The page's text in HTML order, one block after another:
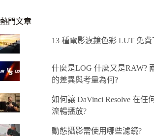
熱門文章
13 種電影濾鏡色彩 LUT 免費
什麼是LOG 什麼又是RAW?
的差異與考量為何?
如何讓 DaVinci Resolve 在任
流暢播放?
動態攝影需使用哪些濾鏡?